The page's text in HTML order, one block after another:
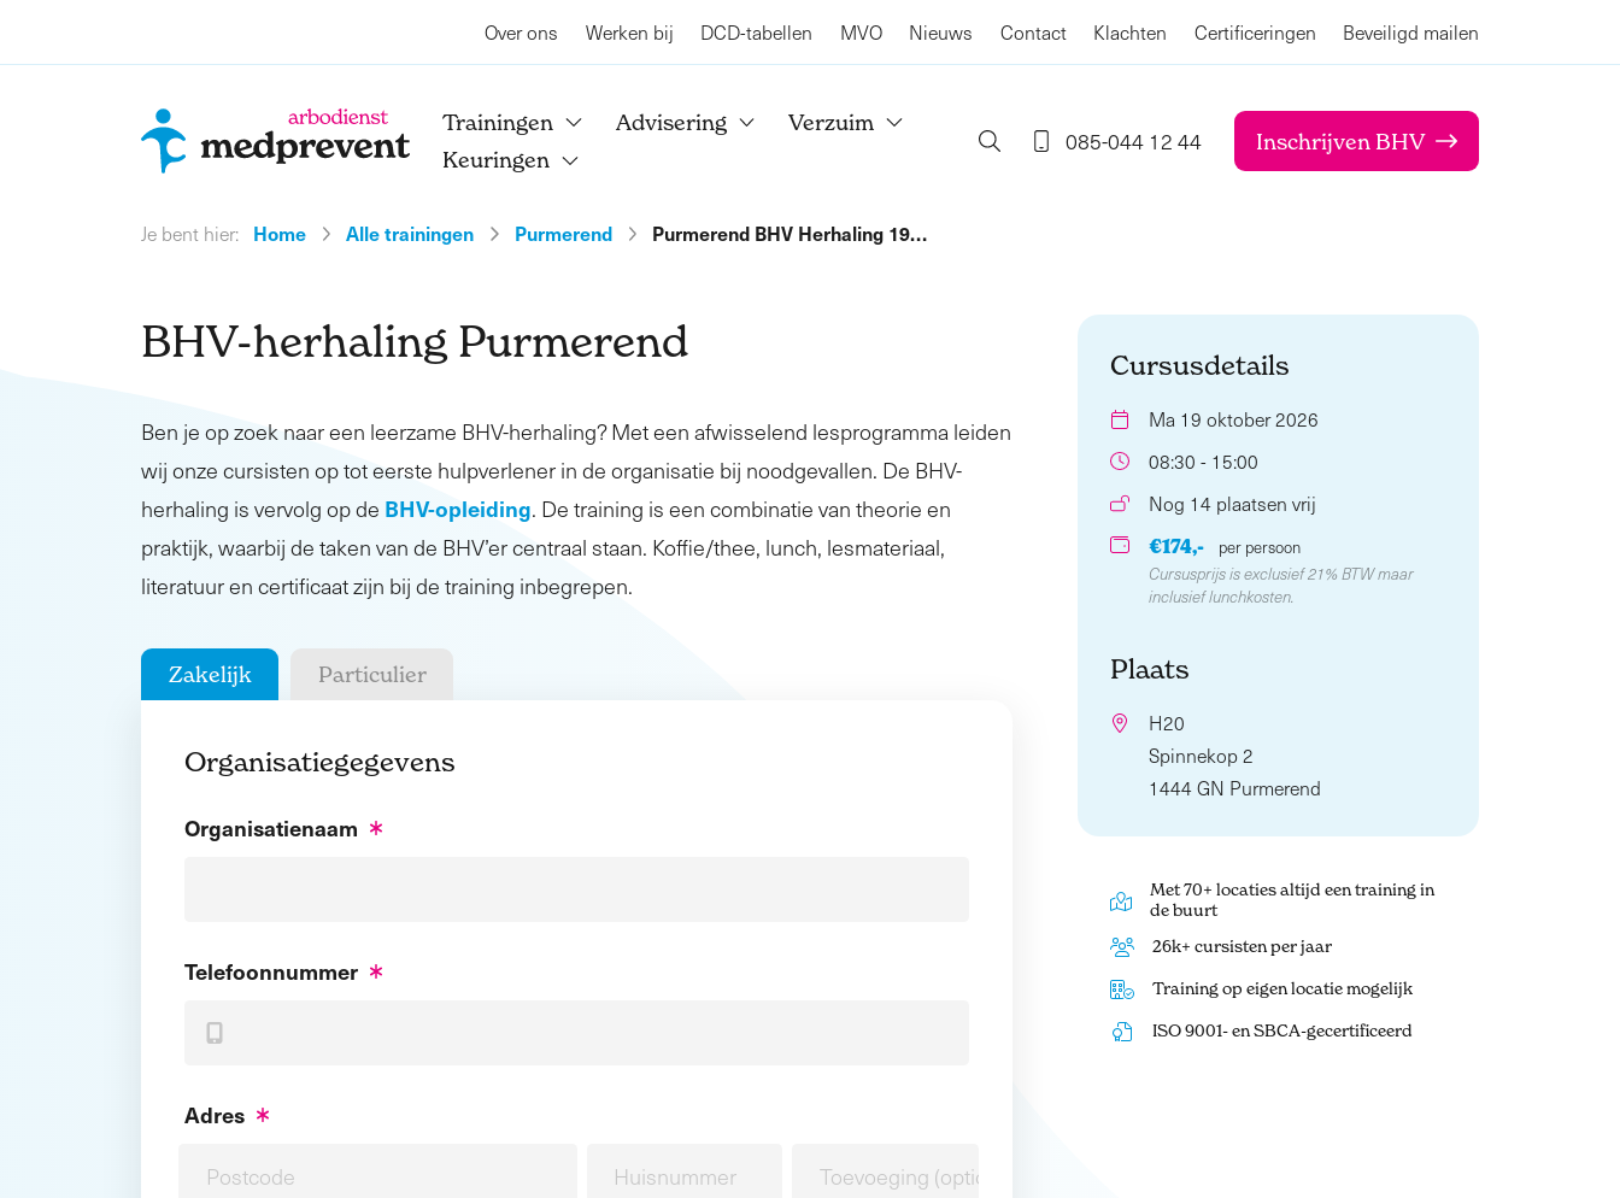
Over ons Werken bij DCD-tabellen MVO Nieuws Contact Klachten Certificeringen Beveiligd mailen
Trainingen Advisering
Verzuim
Keuringen
085-044 12 44 Inschrijven BHV
Je bent hier: Home Alle trainingen Purmerend Purmerend BHV Herhaling 19…
BHV-herhaling Purmerend
Ben je op zoek naar een leerzame BHV-herhaling? Met een afwisselend lesprogramma leiden
wij onze cursisten op tot eerste hulpverlener in de organisatie bij noodgevallen. De BHV-
herhaling is vervolg op de BHV-opleiding. De training is een combinatie van theorie en
praktijk, waarbij de taken van de BHV’er centraal staan. Koffie/thee, lunch, lesmateriaal,
literatuur en certificaat zijn bij de training inbegrepen.
Zakelijk Particulier
Organisatiegegevens
Organisatienaam
Telefoonnummer
Adres
Cursusdetails
Ma 19 oktober 2026
08:30 - 15:00
Nog 14 plaatsen vrij
€174,-
per persoon
Cursusprijs is exclusief 21% BTW maar
inclusief lunchkosten.
Plaats
H20
Spinnekop 2
1444 GN Purmerend
Met 70+ locaties altijd een training in
de buurt
26k+ cursisten per jaar
Training op eigen locatie mogelijk
ISO 9001- en SBCA-gecertificeerd